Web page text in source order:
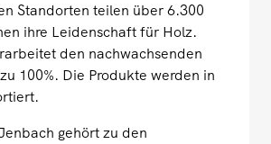
Standorten teilen über 6.300
ihre Leidenschaft für Holz.
den nachwachsenden
100%. Die Produkte werden in
gehört zu den